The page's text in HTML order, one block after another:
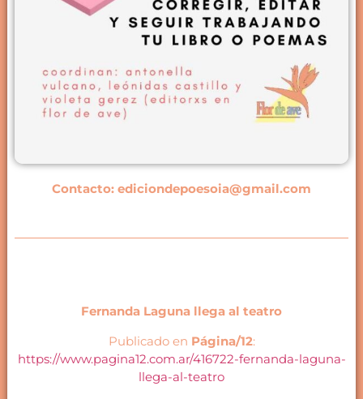
Contacto: ediciondepoesoia@gmail.com
Fernanda Laguna llega al teatro
Publicado en Página/12:
https://www.pagina12.com.ar/416722-fernanda-laguna-
llega-al-teatro